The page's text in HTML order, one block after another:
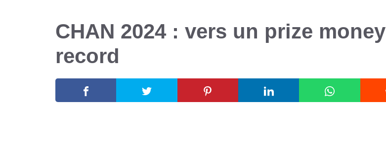
CHAN 2024 : vers un prize money
record